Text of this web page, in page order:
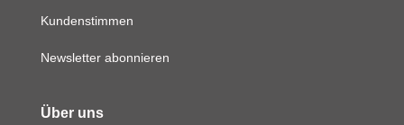
Kundenstimmen
Newsletter abonnieren
Über uns